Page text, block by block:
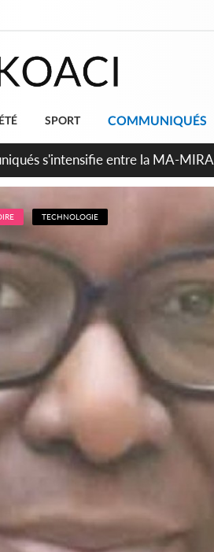
SPORT COMMUNIQUÉS
pour un environnement
TECHNOLOGIE